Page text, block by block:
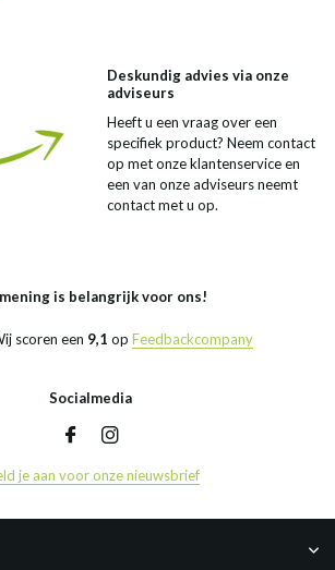
Deskundig advies via onze
adviseurs
Heeft u een vraag over een
specifiek product? Neem contact
op met onze klantenservice en
een van onze adviseurs neemt
contact met u op.
is belangrijk voor ons!
scoren een 9,1 op Feedbackcompany
Socialmedia
je aan voor onze nieuwsbrief